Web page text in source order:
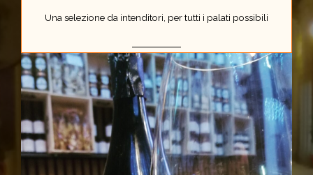
Una selezione da intenditori, per tutti i palati possibili